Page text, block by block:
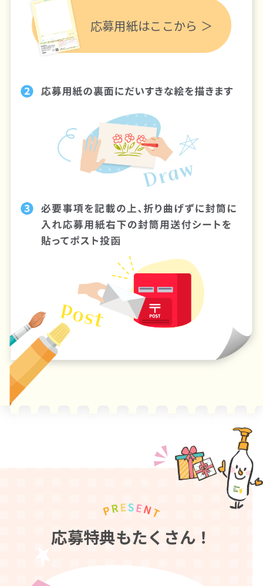
応募用紙はここから ＞
応募特典もたくさん！